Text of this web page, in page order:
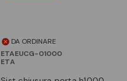
DA ORDINARE
ETAEUCG-01000
ETA